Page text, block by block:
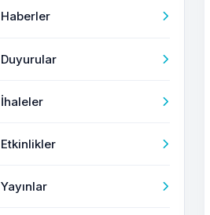
Haberler
Duyurular
İhaleler
Etkinlikler
Yayınlar